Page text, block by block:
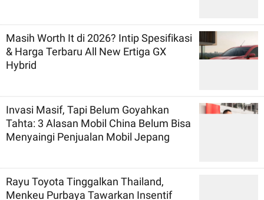
Masih Worth It di 2026? Intip Spesifikasi
& Harga Terbaru All New Ertiga GX
Hybrid
Invasi Masif, Tapi Belum Goyahkan
Tahta: 3 Alasan Mobil China Belum Bisa
Menyaingi Penjualan Mobil Jepang
Rayu Toyota Tinggalkan Thailand,
Menkeu Purbaya Tawarkan Insentif